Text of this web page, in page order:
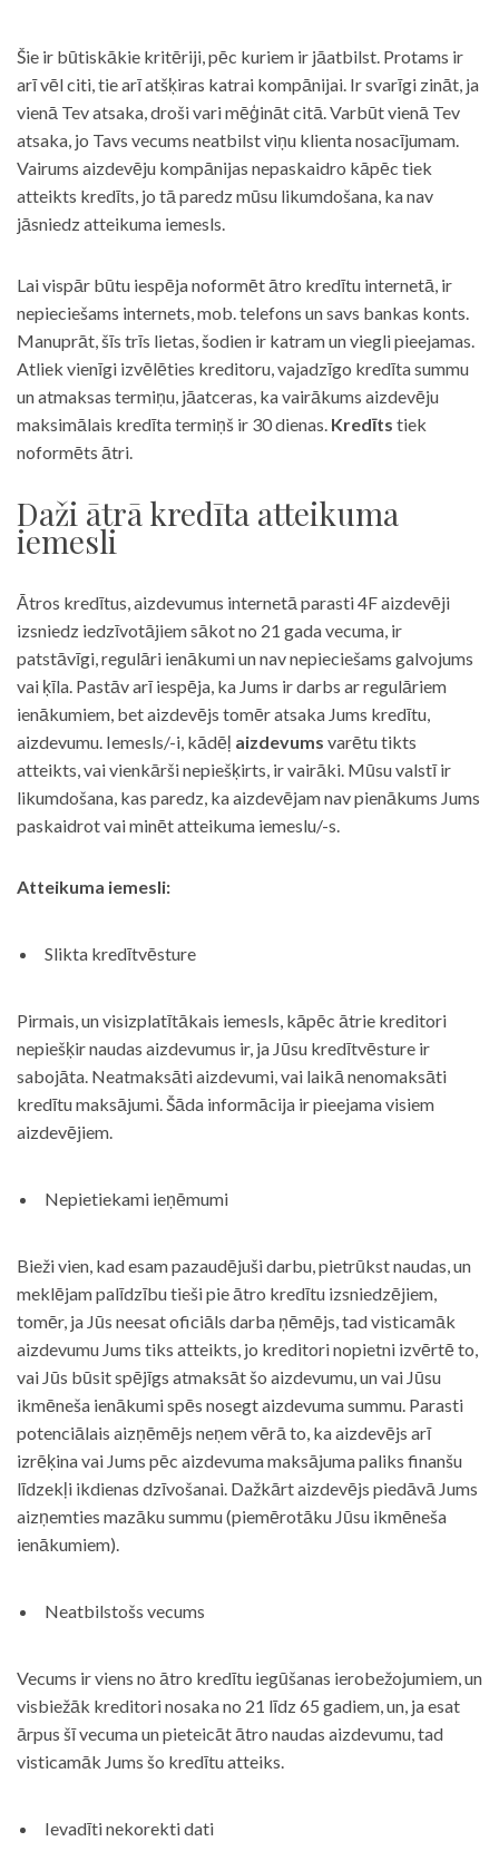
Šie ir būtiskākie kritēriji, pēc kuriem ir jāatbilst. Protams ir
arī vēl citi, tie arī atšķiras katrai kompānijai. Ir svarīgi zināt, ja
vienā Tev atsaka, droši vari mēģināt citā. Varbūt vienā Tev
atsaka, jo Tavs vecums neatbilst viņu klienta nosacījumam.
Vairums aizdevēju kompānijas nepaskaidro kāpēc tiek
atteikts kredīts, jo tā paredz mūsu likumdošana, ka nav
jāsniedz atteikuma iemesls.
Lai vispār būtu iespēja noformēt ātro kredītu internetā, ir
nepieciešams internets, mob. telefons un savs bankas konts.
Manuprāt, šīs trīs lietas, šodien ir katram un viegli pieejamas.
Atliek vienīgi izvēlēties kreditoru, vajadzīgo kredīta summu
un atmaksas termiņu, jāatceras, ka vairākums aizdevēju
maksimālais kredīta termiņš ir 30 dienas. Kredīts tiek
noformēts ātri.
Daži ātrā kredīta atteikuma
iemesli
Ātros kredītus, aizdevumus internetā parasti 4F aizdevēji
izsniedz iedzīvotājiem sākot no 21 gada vecuma, ir
patstāvīgi, regulāri ienākumi un nav nepieciešams galvojums
vai ķīla. Pastāv arī iespēja, ka Jums ir darbs ar regulāriem
ienākumiem, bet aizdevējs tomēr atsaka Jums kredītu,
aizdevumu. Iemesls/-i, kādēļ aizdevums varētu tikts
atteikts, vai vienkārši nepiešķirts, ir vairāki. Mūsu valstī ir
likumdošana, kas paredz, ka aizdevējam nav pienākums Jums
paskaidrot vai minēt atteikuma iemeslu/-s.
Atteikuma iemesli:
Slikta kredītvēsture
Pirmais, un visizplatītākais iemesls, kāpēc ātrie kreditori
nepiešķir naudas aizdevumus ir, ja Jūsu kredītvēsture ir
sabojāta. Neatmaksāti aizdevumi, vai laikā nenomaksāti
kredītu maksājumi. Šāda informācija ir pieejama visiem
aizdevējiem.
Nepietiekami ieņēmumi
Bieži vien, kad esam pazaudējuši darbu, pietrūkst naudas, un
meklējam palīdzību tieši pie ātro kredītu izsniedzējiem,
tomēr, ja Jūs neesat oficiāls darba ņēmējs, tad visticamāk
aizdevumu Jums tiks atteikts, jo kreditori nopietni izvērtē to,
vai Jūs būsit spējīgs atmaksāt šo aizdevumu, un vai Jūsu
ikmēneša ienākumi spēs nosegt aizdevuma summu. Parasti
potenciālais aizņēmējs neņem vērā to, ka aizdevējs arī
izrēķina vai Jums pēc aizdevuma maksājuma paliks finanšu
līdzekļi ikdienas dzīvošanai. Dažkārt aizdevējs piedāvā Jums
aizņemties mazāku summu (piemērotāku Jūsu ikmēneša
ienākumiem).
Neatbilstošs vecums
Vecums ir viens no ātro kredītu iegūšanas ierobežojumiem, un
visbiežāk kreditori nosaka no 21 līdz 65 gadiem, un, ja esat
ārpus šī vecuma un pieteicāt ātro naudas aizdevumu, tad
visticamāk Jums šo kredītu atteiks.
Ievadīti nekorekti dati